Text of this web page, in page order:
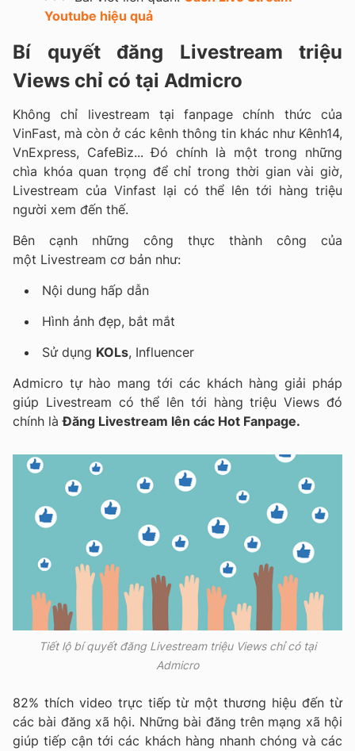
Youtube hiệu quả
Bí quyết đăng Livestream triệu
Views chỉ có tại Admicro
Không chỉ livestream tại fanpage chính thức của
VinFast, mà còn ở các kênh thông tin khác như Kênh14,
VnExpress, CafeBiz... Đó chính là một trong những
chìa khóa quan trọng để chỉ trong thời gian vài giờ,
Livestream của Vinfast lại có thể lên tới hàng triệu
người xem đến thế.
Bên cạnh những công thực thành công của
một Livestream cơ bản như:
Nội dung hấp dẫn
Hình ảnh đẹp, bắt mắt
Sử dụng KOLs, Influencer
Admicro tự hào mang tới các khách hàng giải pháp
giúp Livestream có thể lên tới hàng triệu Views đó
chính làĐăng Livestream lên các Hot Fanpage.
Tiết lộ bí quyết đăng Livestream triệu Views chỉ có tại
Admicro
82% thích video trực tiếp từ một thương hiệu đến từ
các bài đăng xã hội. Những bài đăng trên mạng xã hội
giúp tiếp cận tới các khách hàng nhanh chóng và các